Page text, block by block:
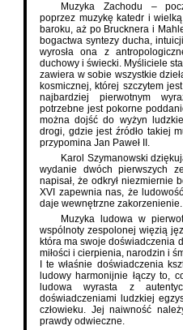
Muzyka Zachodu –
poprzez muzykę katedr i
baroku, aż po Brucknera i
bogactwa syntezy ducha,
wyrosła ona z
duchowy i świecki. Myśliciele
zawiera w sobie wszystkie
kosmicznej, której szczytem
najbardziej pierwotnym
potrzebne jest pokorne
można dojść do wyżyn
drogi, gdzie jest źródło takiej
przypomina Jan Paweł II.
Karol Szymanowski
wydanie dwóch pierwszych
napisał, że odkrył niezmiernie
XVI zapewnia nas, że
daje wewnętrzne zakorzenienie.
Muzyka ludowa w
wspólnoty zespolonej więzią
która ma swoje doświadczenia
miłości i cierpienia, narodzin i
I te właśnie doświadczenia
ludowy harmonijnie łączy to,
ludowa wyrasta z
doświadczeniami ludzkiej
człowieku. Jej naiwność
prawdy odwieczne.